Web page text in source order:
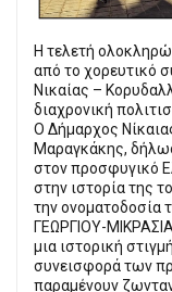
Η τελετή
από το χορευτικό
Νικαίας –
διαχρονική
Ο Δήμαρχος
Μαραγκάκης,
στον προσφυγικό
στην ιστορία της
την ονοματοδοσία
ΓΕΩΡΓΙΟΥ-
μια ιστορική
συνεισφορά των
παραμένουν